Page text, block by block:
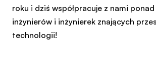
roku i dziś współpracuje z nami
inżynierów i inżynierek znających
technologii!